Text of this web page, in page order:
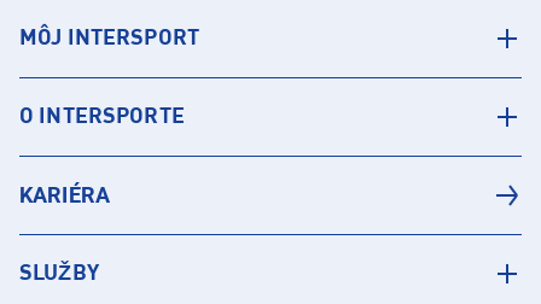
MÔJ INTERSPORT
O INTERSPORTE
KARIÉRA
SLUŽBY